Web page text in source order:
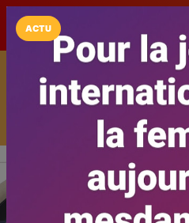
LaCarte
Installez l'App
Téléchargez
commerces favoris et
Télécharger
ACTU